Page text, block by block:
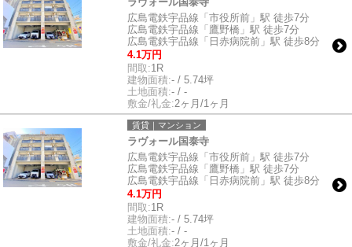
広島電鉄宇品線「市役所前」駅 徒歩7分
広島電鉄宇品線「鷹野橋」駅 徒歩7分
広島電鉄宇品線「日赤病院前」駅 徒歩8分
4.1万円
間取:1R
建物面積:- / 5.74坪
土地面積:- / -
敷金/礼金:2ヶ月/1ヶ月
賃貸｜マンション
ラヴォール国泰寺
広島電鉄宇品線「市役所前」駅 徒歩7分
広島電鉄宇品線「鷹野橋」駅 徒歩7分
広島電鉄宇品線「日赤病院前」駅 徒歩8分
4.1万円
間取:1R
建物面積:- / 5.74坪
土地面積:- / -
敷金/礼金:2ヶ月/1ヶ月